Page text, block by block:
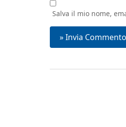
Salva il mio nome,